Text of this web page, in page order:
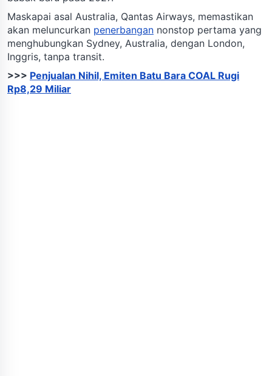
Maskapai asal Australia, Qantas Airways, memastikan
akan meluncurkan penerbangan nonstop pertama yang
menghubungkan Sydney, Australia, dengan London,
Inggris, tanpa transit.
>>> Penjualan Nihil, Emiten Batu Bara COAL Rugi
Rp8,29 Miliar